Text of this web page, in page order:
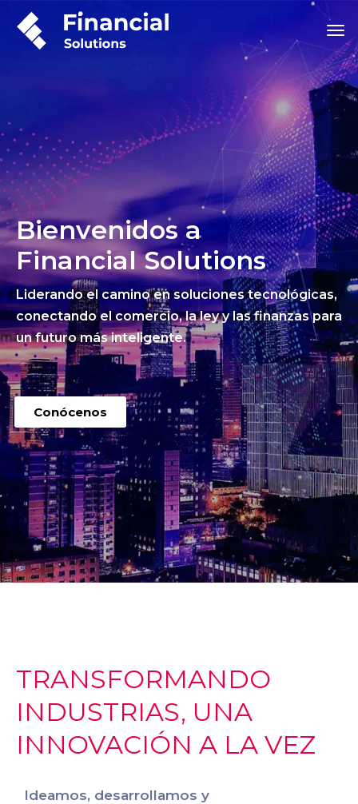
Bienvenidos a
Financial Solutions
Liderando el camino en soluciones tecnológicas,
conectando el comercio, la ley y las finanzas para
un futuro más inteligente.
Conócenos
TRANSFORMANDO
INDUSTRIAS, UNA
INNOVACIÓN A LA VEZ
Ideamos, desarrollamos y